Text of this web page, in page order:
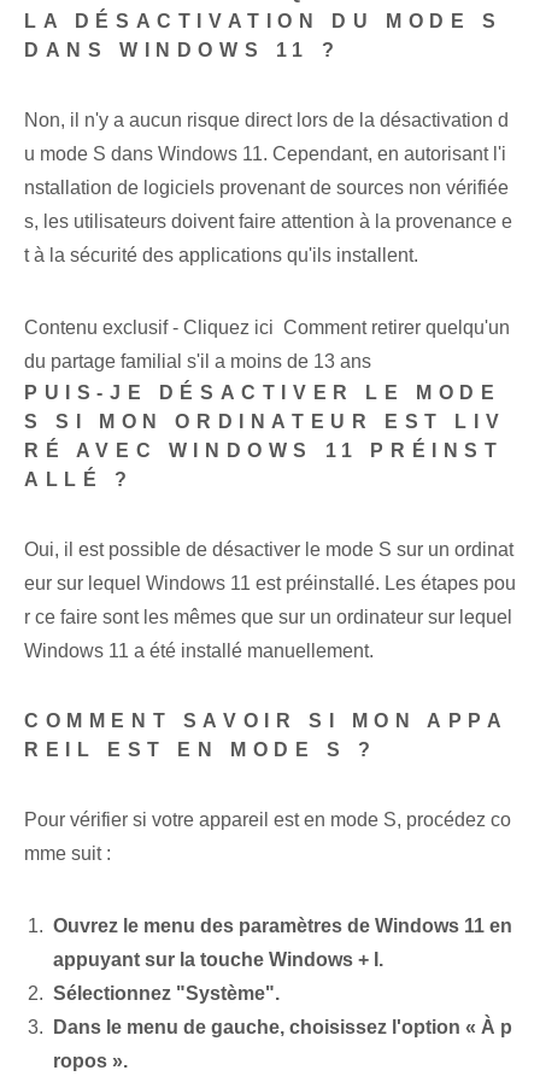
LA DÉSACTIVATION DU MODE S
DANS WINDOWS 11 ?
Non, il n'y a aucun risque direct lors de la désactivation d
u mode S dans Windows 11. Cependant, en autorisant l'i
nstallation de logiciels provenant de sources non vérifiée
s, les utilisateurs doivent faire attention à la provenance e
t à la sécurité des applications qu'ils installent.
Contenu exclusif - Cliquez ici Comment retirer quelqu'un
du partage familial s'il a moins de 13 ans
PUIS-JE DÉSACTIVER LE MODE
S SI MON ORDINATEUR EST LIV
RÉ AVEC WINDOWS 11 PRÉINST
ALLÉ ?
Oui, il est possible de désactiver le mode S sur un ordinat
eur sur lequel Windows 11 est préinstallé. Les étapes pou
r ce faire sont les mêmes que sur un ordinateur sur lequel
Windows 11 a été installé manuellement.
COMMENT SAVOIR SI MON APPA
REIL EST EN MODE S ?
Pour vérifier si votre appareil est en mode S, procédez co
mme suit :
Ouvrez le menu des paramètres de Windows 11 en
appuyant sur la touche Windows + I.
Sélectionnez "Système".
Dans le menu de gauche, choisissez l'option « À p
ropos ».